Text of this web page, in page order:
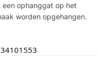
ophanggat op het
worden opgehangen.